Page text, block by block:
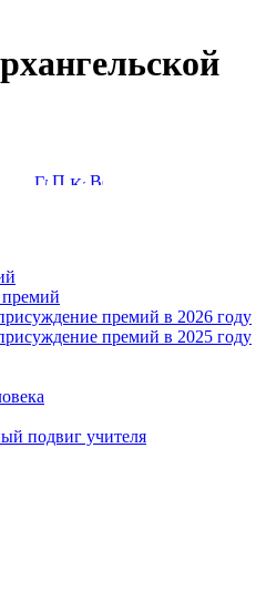
премий в 2026 году
премий в 2025 году
подвиг учителя